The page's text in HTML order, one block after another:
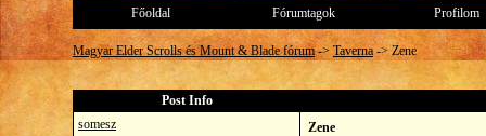
Főoldal Fórumtagok Profilom
Magyar Elder Scrolls és Mount & Blade fórum-> Taverna -> Zene
Post Info
somesz
Zene